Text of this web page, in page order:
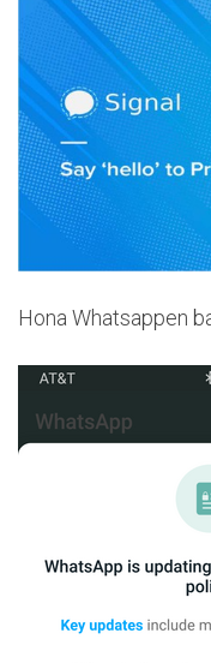
Hona Whatsappen